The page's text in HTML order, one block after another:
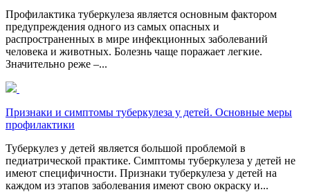
Профилактика туберкулеза является основным фактором
предупреждения одного из самых опасных и
распространенных в мире инфекционных заболеваний
человека и животных. Болезнь чаще поражает легкие.
Значительно реже –...
Признаки и симптомы туберкулеза у детей. Основные меры
профилактики
Туберкулез у детей является большой проблемой в
педиатрической практике. Симптомы туберкулеза у детей не
имеют специфичности. Признаки туберкулеза у детей на
каждом из этапов заболевания имеют свою окраску и...